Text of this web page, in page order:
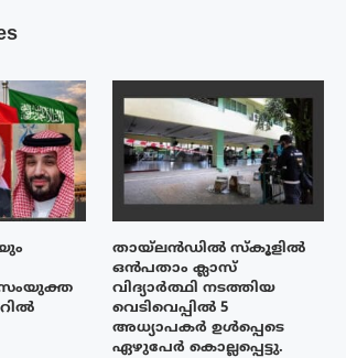
സംയുക്ത
തായ്‌ലൻഡിൽ സ്കൂളിൽ
ഒൻപതാം ക്ലാസ്
വിദ്യാർത്ഥി നടത്തിയ
വെടിവെപ്പിൽ 5
അധ്യാപകർ ഉൾപ്പെടെ
ഏഴുപേർ കൊല്ലപ്പെട്ടു.